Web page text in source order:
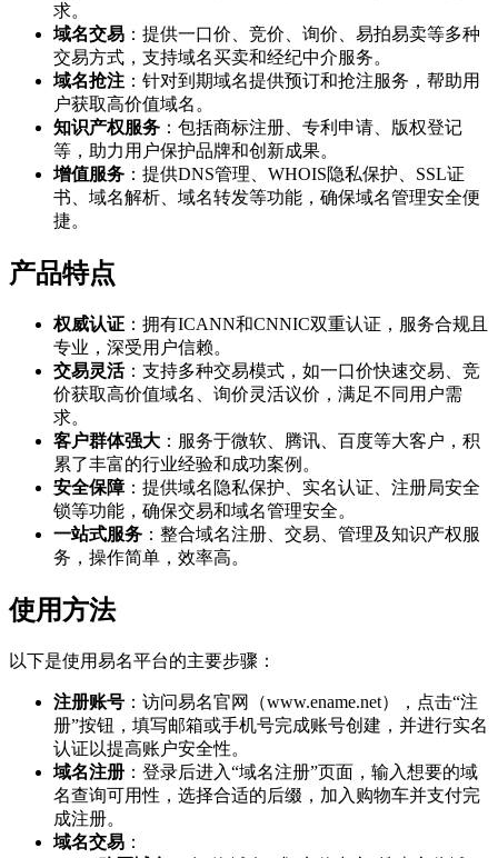
求。
域名交易 ：提供一口价、竞价、询价、易拍易卖等多种
交易方式，支持域名买卖和经纪中介服务。
域名抢注 ：针对到期域名提供预订和抢注服务，帮助用
户获取高价值域名。
知识产权服务 ：包括商标注册、专利申请、版权登记
等，助力用户保护品牌和创新成果。
增值服务 ：提供DNS管理、WHOIS隐私保护、SSL证
书、域名解析、域名转发等功能，确保域名管理安全便
捷。
产品特点
权威认证 ：拥有ICANN和CNNIC双重认证，服务合规且
专业，深受用户信赖。
交易灵活：支持多种交易模式，如一口价快速交易、竞
价获取高价值域名、询价灵活议价，满足不同用户需
求。
客户群体强大 ：服务于微软、腾讯、百度等大客户，积
累了丰富的行业经验和成功案例。
安全保障：提供域名隐私保护、实名认证、注册局安全
锁等功能，确保交易和域名管理安全。
一站式服务 ：整合域名注册、交易、管理及知识产权服
务，操作简单，效率高。
使用方法
以下是使用易名平台的主要步骤：
注册账号 ：访问易名官网（www.ename.net），点击“注
册”按钮，填写邮箱或手机号完成账号创建，并进行实名
认证以提高账户安全性。
域名注册 ：登录后进入“域名注册”页面，输入想要的域
名查询可用性，选择合适的后缀，加入购物车并支付完
成注册。
域名交易 ：